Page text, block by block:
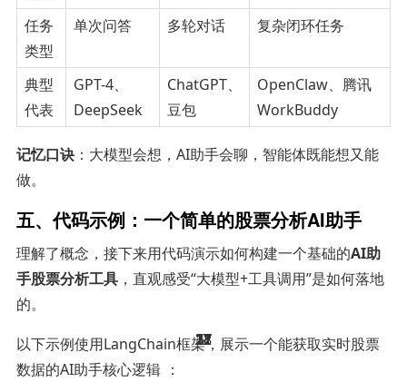
17
17
17
17
21
21
21
18
17
17
任务
类型
单次问答 多轮对话 复杂闭环任务
典型
代表
GPT-4、
DeepSeek
ChatGPT、
豆包
OpenClaw、腾讯
WorkBuddy
记忆口诀：大模型会想，AI助手会聊，智能体既能想又能
做。
五、代码示例：一个简单的股票分析AI助手
理解了概念，接下来用代码演示如何构建一个基础的AI助
手股票分析工具，直观感受“大模型+工具调用”是如何落地
的。
以下示例使用LangChain框架，展示一个能获取实时股票
数据的AI助手核心逻辑 ：
37
21
12
37
2